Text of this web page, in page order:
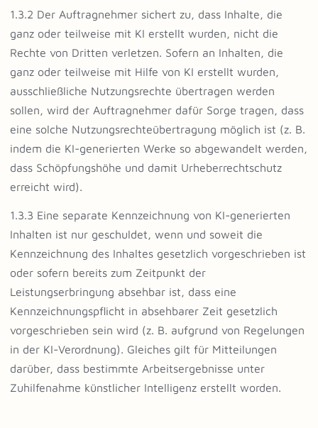
1.3.2 Der Auftragnehmer sichert zu, dass Inhalte, die
ganz oder teilweise mit KI erstellt wurden, nicht die
Rechte von Dritten verletzen. Sofern an Inhalten, die
ganz oder teilweise mit Hilfe von KI erstellt wurden,
ausschließliche Nutzungsrechte übertragen werden
sollen, wird der Auftragnehmer dafür Sorge tragen, dass
eine solche Nutzungsrechteübertragung möglich ist (z. B.
indem die KI-generierten Werke so abgewandelt werden,
dass Schöpfungshöhe und damit Urheberrechtschutz
erreicht wird).
1.3.3 Eine separate Kennzeichnung von KI-generierten
Inhalten ist nur geschuldet, wenn und soweit die
Kennzeichnung des Inhaltes gesetzlich vorgeschrieben ist
oder sofern bereits zum Zeitpunkt der
Leistungserbringung absehbar ist, dass eine
Kennzeichnungspflicht in absehbarer Zeit gesetzlich
vorgeschrieben sein wird (z. B. aufgrund von Regelungen
in der KI-Verordnung). Gleiches gilt für Mitteilungen
darüber, dass bestimmte Arbeitsergebnisse unter
Zuhilfenahme künstlicher Intelligenz erstellt worden.